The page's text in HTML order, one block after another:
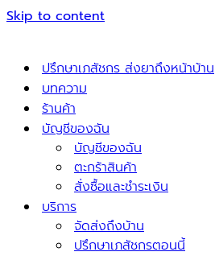
Skip to content
ปรึกษาเภสัชกร ส่งยาถึงหน้าบ้าน
บทความ
ร้านค้า
บัญชีของฉัน
บัญชีของฉัน
ตะกร้าสินค้า
สั่งซื้อและชำระเงิน
บริการ
จัดส่งถึงบ้าน
ปรึกษาเภสัชกรตอนนี้